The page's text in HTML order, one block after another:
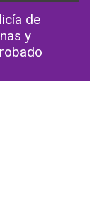
de
y